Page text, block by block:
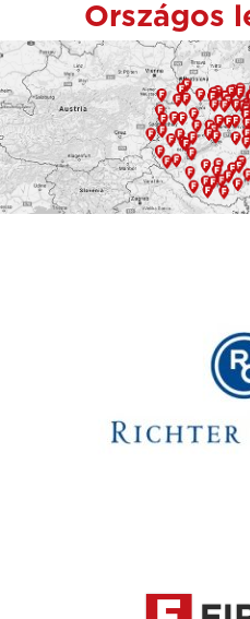
Országos